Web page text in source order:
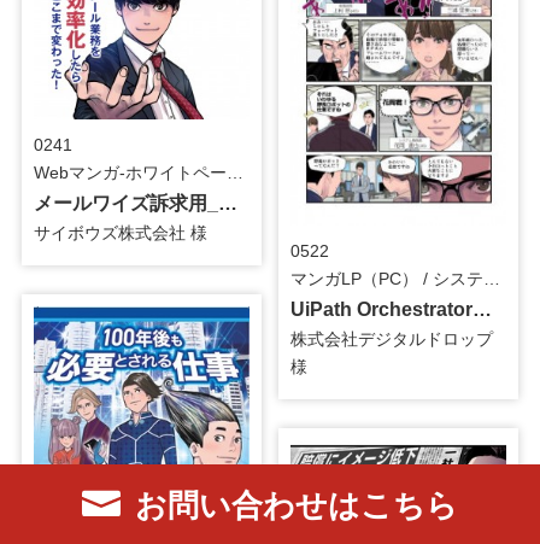
0241
メールワイズ訴求用_マンガ小冊子
サイボウズ株式会社 様
0522
UiPath Orchestrator訴求用_マンガLP
株式会社デジタルドロップ
様
お問い合わせはこちら